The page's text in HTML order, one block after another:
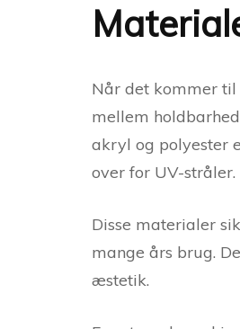
Når det kommer
mellem
akryl og polyester
over for UV-stråler.
Disse materialer
mange års brug.
æstetik.